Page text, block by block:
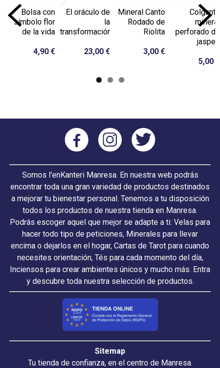
Bolsa con
símbolo flor
de la vida
4,90 €
El oráculo de
la
transformación
23,00 €
Mineral Canto
Rodado de
Riolita
3,00 €
Colgante
mineral
perforado de
jaspe...
5,00 €
Somos l'enKanteri Manresa. En nuestra web podrás
encontrar toda una gran variedad de productos destinados
a mejorar tu bienestar personal. Tenemos a tu disposición
todos los productos de nuestra tienda en Manresa.
Podrás escoger aquel que mejor se adapte a ti: Velas para
hacer todo tipo de peticiones, Minerales para llevar
encima o dejarlos en el hogar, Cartas de Tarot para cuando
necesites orientación, Tés para cada momento del día,
Inciensos para crear ambientes únicos y mucho más. Entra
y descubre toda nuestra selección de productos.
Sitemap
Tu tienda de confianza, en el centro de Manresa.